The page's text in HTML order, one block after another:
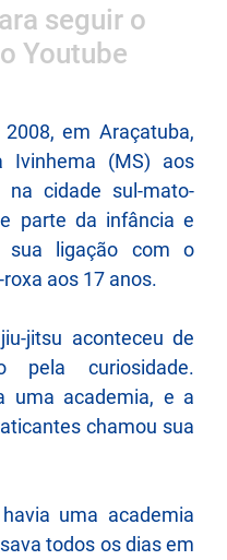
seguir o
Youtube
em Araçatuba,
Ivinhema (MS) aos
cidade sul-mato-
parte da infância e
sua ligação com o
aos 17 anos.
jitsu aconteceu de
pela curiosidade.
uma academia, e a
chamou sua
uma academia
todos os dias em